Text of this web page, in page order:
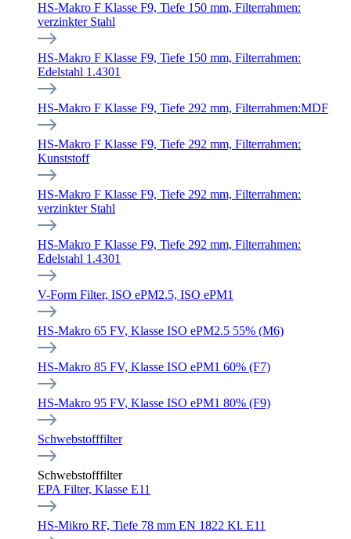
HS-Makro F Klasse F9, Tiefe 150 mm, Filterrahmen:
verzinkter Stahl
HS-Makro F Klasse F9, Tiefe 150 mm, Filterrahmen:
Edelstahl 1.4301
HS-Makro F Klasse F9, Tiefe 292 mm, Filterrahmen:MDF
HS-Makro F Klasse F9, Tiefe 292 mm, Filterrahmen:
Kunststoff
HS-Makro F Klasse F9, Tiefe 292 mm, Filterrahmen:
verzinkter Stahl
HS-Makro F Klasse F9, Tiefe 292 mm, Filterrahmen:
Edelstahl 1.4301
V-Form Filter, ISO ePM2.5, ISO ePM1
HS-Makro 65 FV, Klasse ISO ePM2.5 55% (M6)
HS-Makro 85 FV, Klasse ISO ePM1 60% (F7)
HS-Makro 95 FV, Klasse ISO ePM1 80% (F9)
Schwebstofffilter
Schwebstofffilter
EPA Filter, Klasse E11
HS-Mikro RF, Tiefe 78 mm EN 1822 Kl. E11